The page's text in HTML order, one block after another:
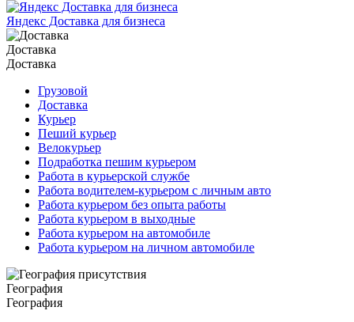
Яндекс Доставка для бизнеса
Доставка
Доставка
Грузовой
Доставка
Курьер
Пеший курьер
Велокурьер
Подработка пешим курьером
Работа в курьерской службе
Работа водителем-курьером с личным авто
Работа курьером без опыта работы
Работа курьером в выходные
Работа курьером на автомобиле
Работа курьером на личном автомобиле
География
География